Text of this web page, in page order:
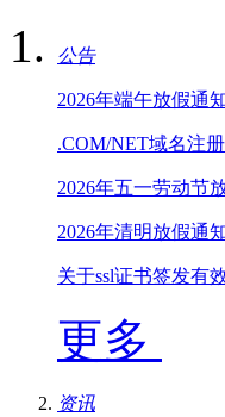
公告
2026年端午放假通
.COM/NET域名注
2026年五一劳动节
2026年清明放假通
关于ssl证书签发有
更多
资讯